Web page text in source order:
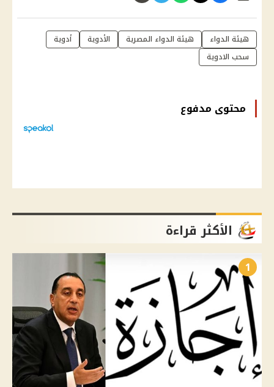
هيئة الدواء هيئة الدواء المصرية الأدوية
أدوية
سحب الادوية
محتوى مدفوع
الأكثر قراءة
1